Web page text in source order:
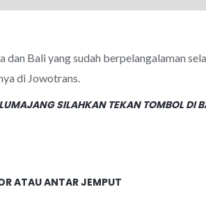
Bali yang sudah berpelangalaman
di Jowotrans.
SILAHKAN TEKAN TOMBOL DI
ATAU ANTAR JEMPUT